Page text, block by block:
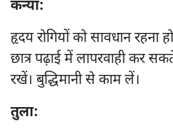
कन्या:
हृदय रोगियों को सावधान रहना
छात्र पढ़ाई में लापरवाही कर
रखें। बुद्धिमानी से काम लें।
तुला: